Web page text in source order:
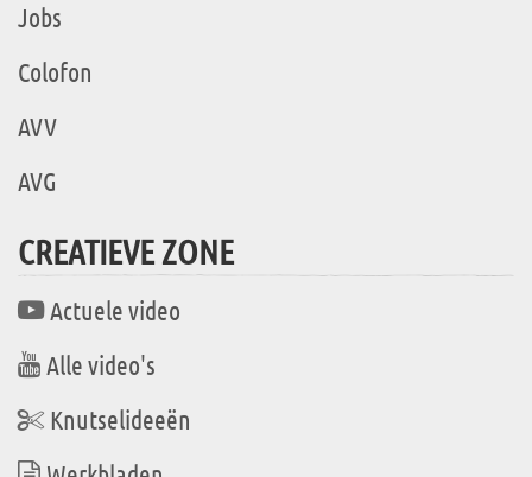
Jobs
Colofon
AVV
AVG
CREATIEVE ZONE
Actuele video
Alle video's
Knutselideeën